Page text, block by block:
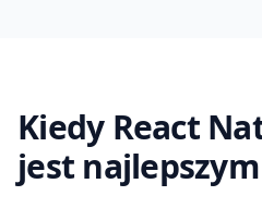
Kiedy React
jest